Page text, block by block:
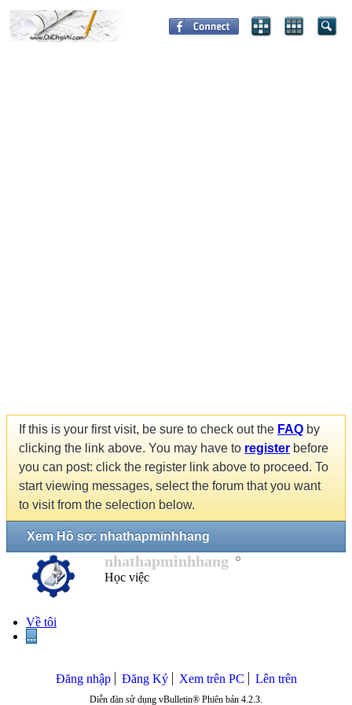
If this is your first visit, be sure to check out the FAQ by
clicking the link above. You may have to register before
you can post: click the register link above to proceed. To
start viewing messages, select the forum that you want
to visit from the selection below.
Xem Hồ sơ: nhathapminhhang
nhathapminhhang
Học việc
Về tôi
...
Đăng nhập Đăng Ký Xem trên PC Lên trên
Diễn đàn sử dụng vBulletin® Phiên bản 4.2.3.